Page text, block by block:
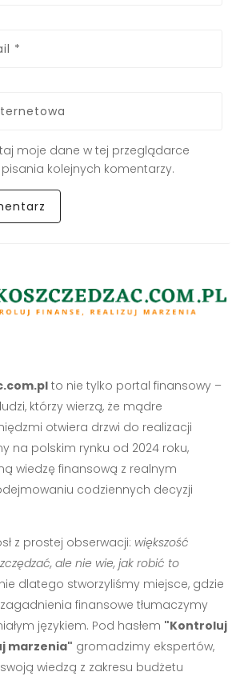
moje dane w tej przeglądarce
kolejnych komentarzy.
to nie tylko portal finansowy –
którzy wierzą, że mądre
otwiera drzwi do realizacji
na polskim rynku od 2024 roku,
wiedzę finansową z realnym
codziennych decyzji
z prostej obserwacji: większość
ale nie wie, jak robić to
dlatego stworzyliśmy miejsce, gdzie
finansowe tłumaczymy
językiem. Pod hasłem "Kontroluj
marzenia" gromadzimy ekspertów,
wiedzą z zakresu budżetu